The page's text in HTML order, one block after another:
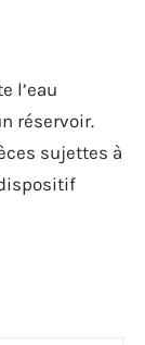
l’eau
réservoir.
sujettes à